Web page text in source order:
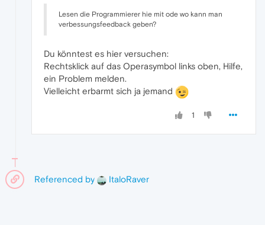
Lesen die Programmierer hie mit ode wo kann man
verbessungsfeedback geben?
Du könntest es hier versuchen:
Rechtsklick auf das Operasymbol links oben, Hilfe,
ein Problem melden.
Vielleicht erbarmt sich ja jemand
1
Referenced by ItaloRaver